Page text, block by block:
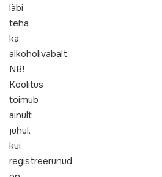
läbi
teha
ka
alkoholivabalt.
NB!
Koolitus
toimub
ainult
juhul,
kui
registreerunud